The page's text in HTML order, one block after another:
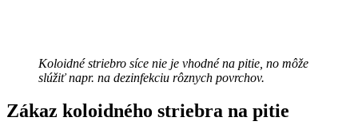
Koloidné striebro síce nie je vhodné na pitie, no môže
slúžiť napr. na dezinfekciu rôznych povrchov.
Zákaz koloidného striebra na pitie